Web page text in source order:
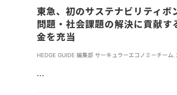
東急、初のサステナビリティボ
問題・社会課題の解決に貢献す
金を充当
HEDGE GUIDE 編集部 サーキュラーエコノミーチーム
...